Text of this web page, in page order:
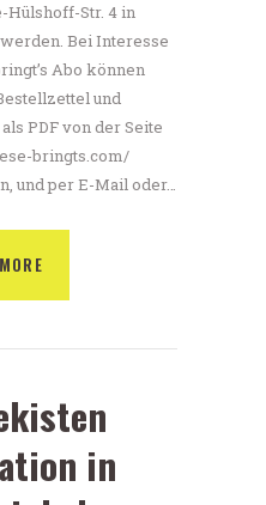
Hülshoff-Str. 4 in
Bei Interesse
Abo können
und
PDF von der Seite
bringts.com/
und per E-Mail oder…
in